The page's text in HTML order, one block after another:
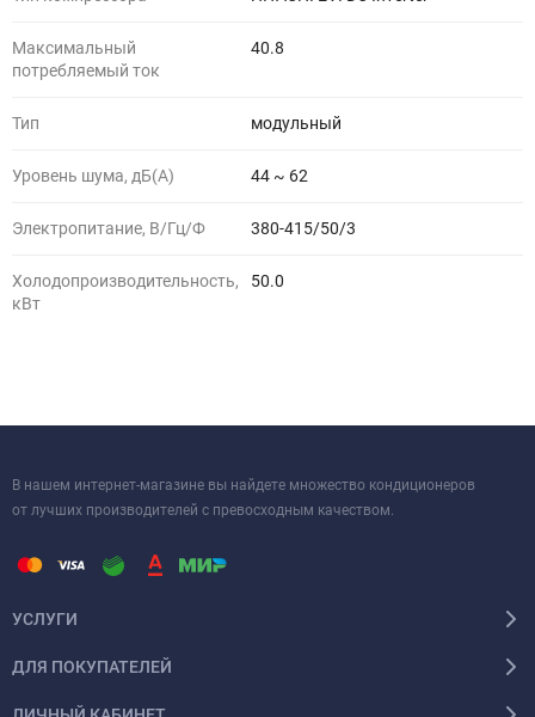
Максимальный
потребляемый ток
40.8
Тип модульный
Уровень шума, дБ(A) 44 ~ 62
Электропитание, В/Гц/Ф 380-415/50/3
Холодопроизводительность,
кВт
50.0
В нашем интернет-магазине вы найдете множество кондиционеров
от лучших производителей с превосходным качеством.
УСЛУГИ
ДЛЯ ПОКУПАТЕЛЕЙ